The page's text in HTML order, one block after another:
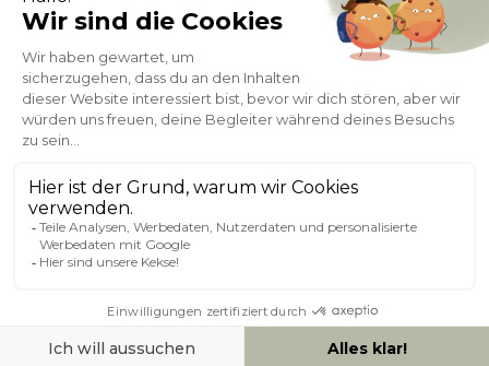
ZAHLUNGSMÖGLICHKEITEN
© 2007-2026 Miliboo
Alle Rechte vorbehalten